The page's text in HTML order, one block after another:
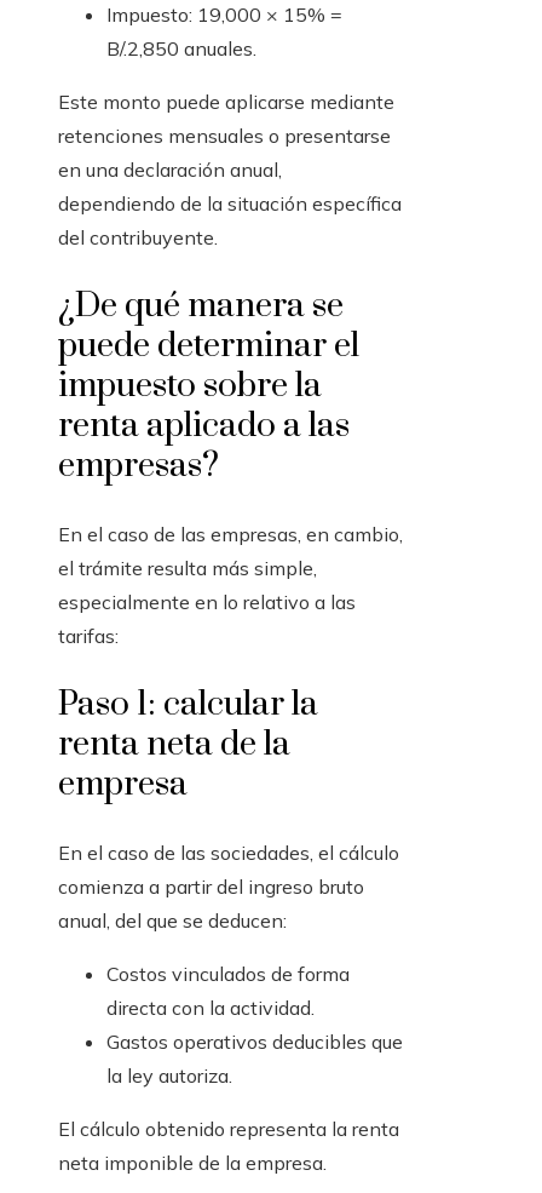
Impuesto: 19,000 × 15% =
B/.2,850 anuales.
Este monto puede aplicarse mediante
retenciones mensuales o presentarse
en una declaración anual,
dependiendo de la situación específica
del contribuyente.
¿De qué manera se
puede determinar el
impuesto sobre la
renta aplicado a las
empresas?
En el caso de las empresas, en cambio,
el trámite resulta más simple,
especialmente en lo relativo a las
tarifas:
Paso 1: calcular la
renta neta de la
empresa
En el caso de las sociedades, el cálculo
comienza a partir del ingreso bruto
anual, del que se deducen:
Costos vinculados de forma
directa con la actividad.
Gastos operativos deducibles que
la ley autoriza.
El cálculo obtenido representa la renta
neta imponible de la empresa.